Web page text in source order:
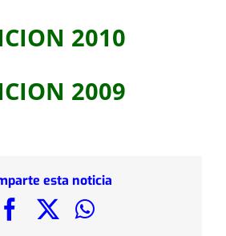
2010
2009
esta noticia
FacebookWhatsApp